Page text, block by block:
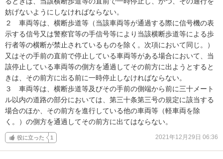
妨げないようにしなければならない。
２　車両等は、横断歩道等（当該車両等が通過する際に信号機の表
示する信号又は警察官等の手信号等により当該横断歩道等による歩
行者等の横断が禁止されているものを除く。次項において同じ。）
又はその手前の直前で停止している車両等がある場合において、当
該停止している車両等の側方を通過してその前方に出ようとすると
きは、その前方に出る前に一時停止しなければならない。
３　車両等は、横断歩道等及びその手前の側端から前に三十メート
ル以内の道路の部分においては、第三十条第三号の規定に該当する
場合のほか、その前方を進行している他の車両等（軽車両を除
く。）の側方を通過してその前方に出てはならない。
役に立った 1 2021年12月29日 06:36